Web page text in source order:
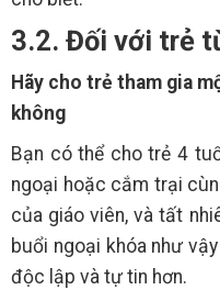
3.2. Đối với trẻ
Hãy cho trẻ tham gia
không
Bạn có thể cho trẻ 4
ngoại hoặc cắm trại
của giáo viên, và tất
buổi ngoại khóa như
độc lập và tự tin hơn.